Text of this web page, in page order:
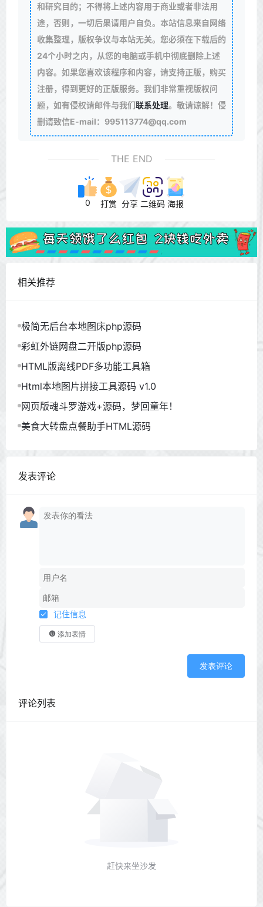
和研究目的；不得将上述内容用于商业或者非法用
途，否则，一切后果请用户自负。本站信息来自网络
收集整理，版权争议与本站无关。您必须在下载后的
24个小时之内，从您的电脑或手机中彻底删除上述
内容。如果您喜欢该程序和内容，请支持正版，购买
注册，得到更好的正版服务。我们非常重视版权问
题，如有侵权请邮件与我们联系处理。敬请谅解！侵
删请致信E-mail：995113774@qq.com
THE END
0 打赏 分享 二维码 海报
相关推荐
极简无后台本地图床php源码
彩虹外链网盘二开版php源码
HTML版离线PDF多功能工具箱
Html本地图片拼接工具源码 v1.0
网页版魂斗罗游戏+源码，梦回童年！
美食大转盘点餐助手HTML源码
发表评论
记住信息
添加表情
发表评论
评论列表
赶快来坐沙发